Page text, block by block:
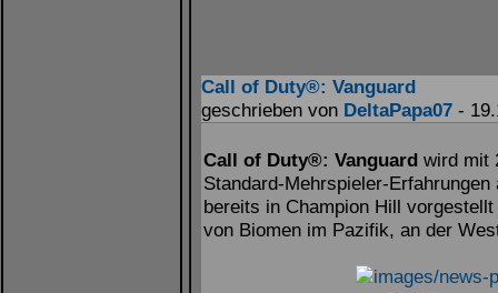
Call of Duty®: Vanguard
geschrieben von DeltaPapa07-
Call of Duty®: Vanguard wird mit
Standard-Mehrspieler-
bereits in Champion Hill
von Biomen im Pazifik, an der